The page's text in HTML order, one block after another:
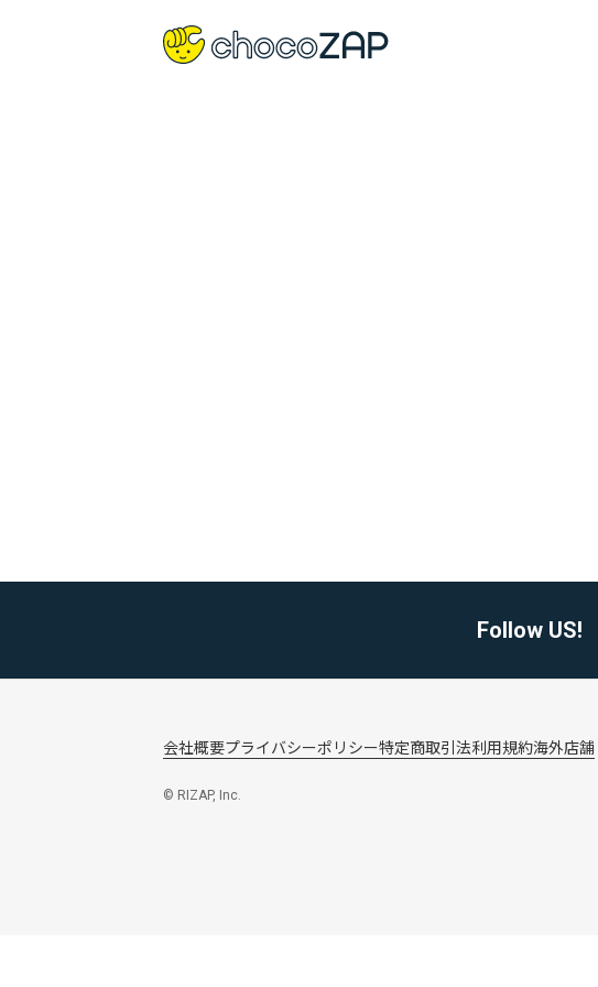
Follow US!
会社概要プライバシーポリシー特定商取引法利用規約海外店舗
© RIZAP, Inc.